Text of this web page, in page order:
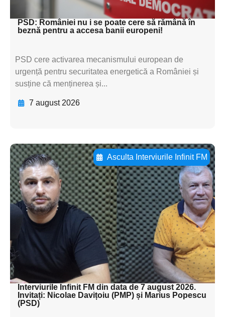
textul pentru subti
PSD: României nu i se poate cere să rămână în
beznă pentru a accesa banii europeni!
PSD cere activarea mecanismului european de
urgență pentru securitatea energetică a României și
susține că menținerea și...
7 august 2026
Asculta Interviurile Infinit FM
Adaugă aici textul pentru
subtitluAdaugă aici
textul pentru
subtitluAdaugă aici
textul pentru
subtitluAdaugă aici
textul pentru subti
Interviurile Infinit FM din data de 7 august 2026.
Invitați: Nicolae Davițoiu (PMP) și Marius Popescu
(PSD)